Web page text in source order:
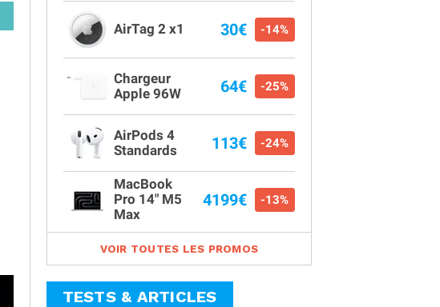
AirTag 2 x1 30€ -14%
Chargeur
Apple 96W
64€ -25%
AirPods 4
Standards
113€ -24%
MacBook
Pro 14" M5
Max
4199€ -13%
VOIR TOUTES LES PROMOS
TESTS & ARTICLES